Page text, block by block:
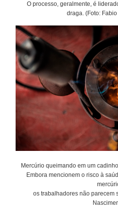
O processo, geralmente, é
draga. (Foto:
Mercúrio queimando em um
Embora mencionem o risco à
os trabalhadores não parecem